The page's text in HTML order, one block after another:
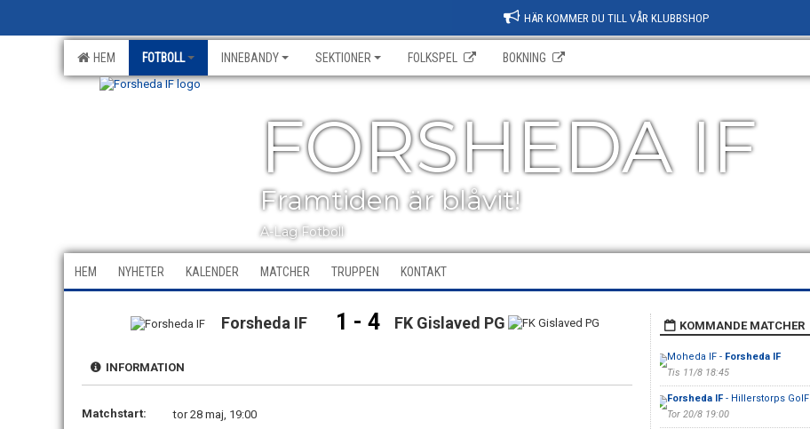
HÄR KOMMER DU TILL VÅR KLUBBSHOP
HEM FOTBOLL INNEBANDY SEKTIONER FOLKSPEL BOKNING
FORSHEDA IF
Framtiden är blåvit!
A-Lag Fotboll
HEM NYHETER KALENDER MATCHER TRUPPEN KONTAKT
Forsheda IF 1 - 4 FK Gislaved PG
INFORMATION
Matchstart:
tor 28 maj, 19:00
KOMMANDE MATCHER
Moheda IF - Forsheda IF
Tis 11/8 18:45
Forsheda IF- Hillerstorps GoIF
Tor 20/8 19:00